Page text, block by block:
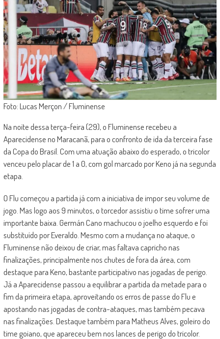
Foto: Lucas Merçon / Fluminense
Na noite dessa terça-feira (29), o Fluminense recebeu a
Aparecidense no Maracanã, para o confronto de ida da terceira fase
da Copa do Brasil. Com uma atuação abaixo do esperado, o tricolor
venceu pelo placar de 1 a 0, com gol marcado por Keno já na segunda
etapa.
O Flu começou a partida já com a iniciativa de impor seu volume de
jogo. Mas logo aos 9 minutos, o torcedor assistiu o time sofrer uma
importante baixa. Germán Cano machucou o joelho esquerdo e foi
substituído por Everaldo. Mesmo com a mudança no ataque, o
Fluminense não deixou de criar, mas faltava capricho nas
finalizações, principalmente nos chutes de fora da área, com
destaque para Keno, bastante participativo nas jogadas de perigo.
Já a Aparecidense passou a equilibrar a partida da metade para o
fim da primeira etapa, aproveitando os erros de passe do Flu e
apostando nas jogadas de contra-ataques, mas também pecava
nas finalizações. Destaque também para Matheus Alves, goleiro do
time goiano, que apareceu bem nos lances de perigo do tricolor.